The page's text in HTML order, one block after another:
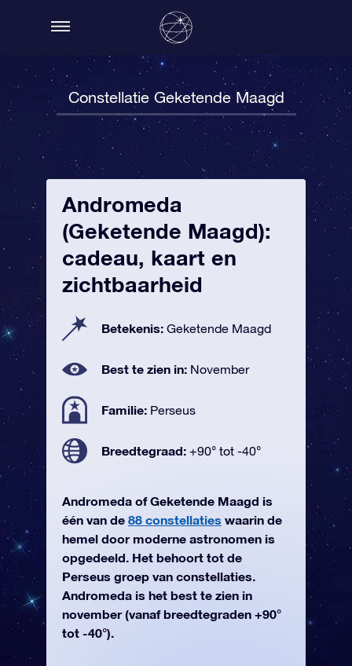
Constellatie Geketende Maagd
Andromeda
(Geketende Maagd):
cadeau, kaart en
zichtbaarheid
Betekenis: Geketende Maagd
Best te zien in: November
Familie: Perseus
Breedtegraad: +90° tot -40°
Andromeda of Geketende Maagd is
één van de 88 constellaties waarin de
hemel door moderne astronomen is
opgedeeld. Het behoort tot de
Perseus groep van constellaties.
Andromeda is het best te zien in
november (vanaf breedtegraden +90°
tot -40°).